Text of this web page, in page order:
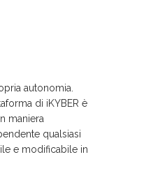
autonomia.
di iKYBER è
maniera
qualsiasi
e modificabile in